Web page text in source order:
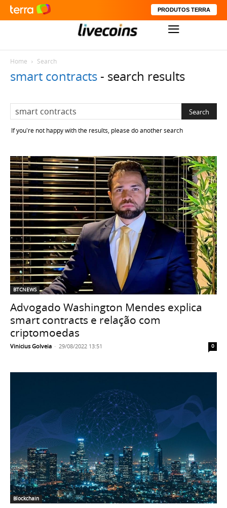
PRODUTOS TERRA
Home Search
smart contracts - search results
If you're not happy with the results, please do another search
BTCNEWS
Advogado Washington Mendes explica
smart contracts e relação com
criptomoedas
Vinicius Golveia - 29/08/2022 13:51 0
Blockchain